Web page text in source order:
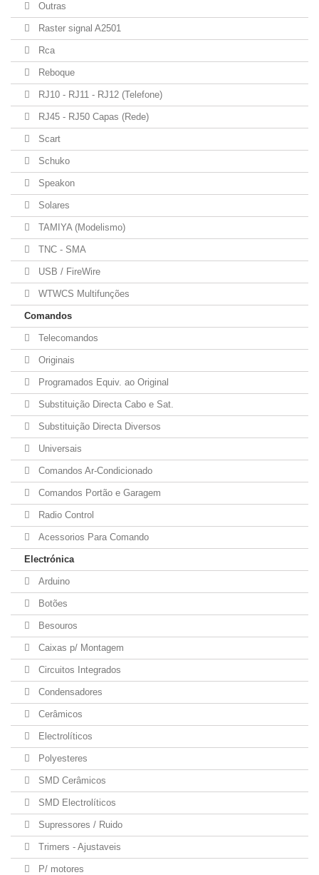
Outras
Raster signal A2501
Rca
Reboque
RJ10 - RJ11 - RJ12 (Telefone)
RJ45 - RJ50 Capas (Rede)
Scart
Schuko
Speakon
Solares
TAMIYA (Modelismo)
TNC - SMA
USB / FireWire
WTWCS Multifunções
Comandos
Telecomandos
Originais
Programados Equiv. ao Original
Substituição Directa Cabo e Sat.
Substituição Directa Diversos
Universais
Comandos Ar-Condicionado
Comandos Portão e Garagem
Radio Control
Acessorios Para Comando
Electrónica
Arduino
Botões
Besouros
Caixas p/ Montagem
Circuitos Integrados
Condensadores
Cerâmicos
Electrolíticos
Polyesteres
SMD Cerâmicos
SMD Electrolíticos
Supressores / Ruido
Trimers - Ajustaveis
P/ motores